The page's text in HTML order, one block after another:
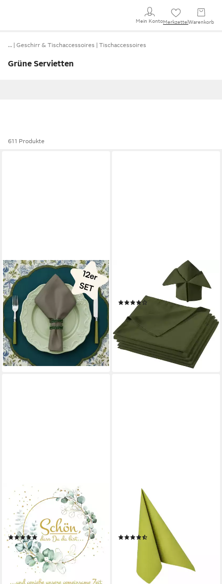
Mein KontoMerkzettel Warenkorb
… Geschirr & Tischaccessoires Tischaccessoires
Grüne Servietten
611 Produkte
SERALINO
Stoffserviette 100% Bio-
Baumwolle, (Set, 12 St.,
Wiederverwendbar), 40x40
cm & 45x45 cm
19,99 €
(1,67 €/ 1 Stk)
lieferbar - in 2-3 Werktagen bei dir
Stoffserviette Serviette 6er-
Pack "Seattle", Baumwolle Uni
20,99 €
-32%
lieferbar - in 2-3 Werktagen bei dir
SERVIETTENSHOP
Papierserviette 20 Servietten
Eucalyptus Schön 33x33cm,
(20 St)
(2)
3,59 €
lieferbar - in 3-4 Werktagen bei dir
PAPSTAR
Papierserviette, Servietten
stoffähnlich 40x40cm Royal
Collection 50 Stück Lindgrün
(3)
ab 9,13 €
(0,18 €/ 1 Stk)
lieferbar - in 2-3 Werktagen bei dir